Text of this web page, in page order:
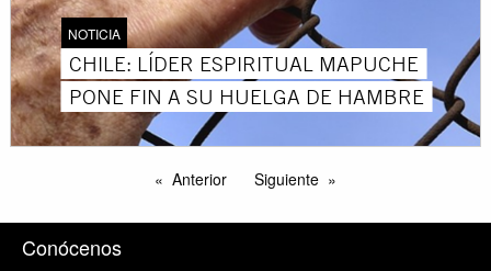
NOTICIA
CHILE: LÍDER ESPIRITUAL MAPUCHE
PONE FIN A SU HUELGA DE HAMBRE
Anterior Siguiente
Conócenos